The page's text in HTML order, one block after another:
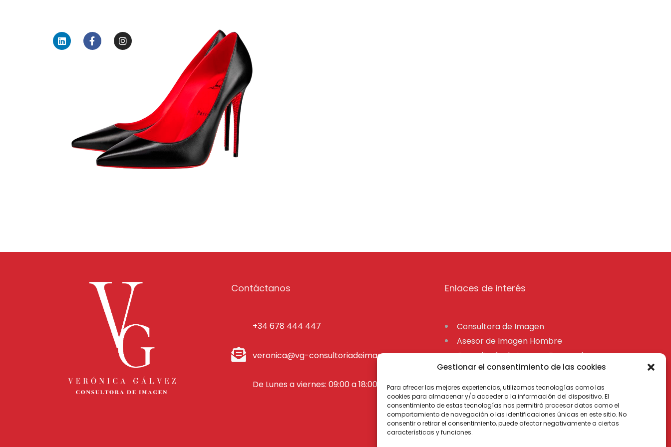
Gestionar el consentimiento de las cookies
Para ofrecer las mejores experiencias, utilizamos tecnologías como las
cookies para almacenar y/o acceder a la información del dispositivo. El
consentimiento de estas tecnologías nos permitirá procesar datos como el
comportamiento de navegación o las identificaciones únicas en este sitio. No
consentir o retirar el consentimiento, puede afectar negativamente a ciertas
características y funciones.
Contáctanos
+34 678 444 447
veronica@vg-consultoriadeimagen.com
De Lunes a viernes: 09:00 a 18:00 h
Enlaces de interés
Consultora de Imagen
Asesor de Imagen Hombre
Consultoría de Imagen Personal
Personal Shopper Palma de Mallorca
Aviso Legal
Declaración de accesibilidad
Mapa